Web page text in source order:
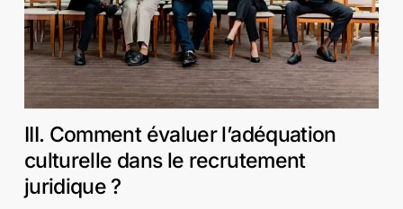
III. Comment évaluer l’adéquation
culturelle dans le recrutement
juridique ?